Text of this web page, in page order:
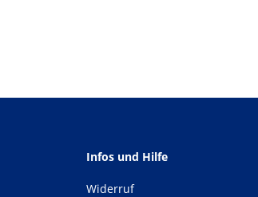
Infos und Hilfe
Widerruf